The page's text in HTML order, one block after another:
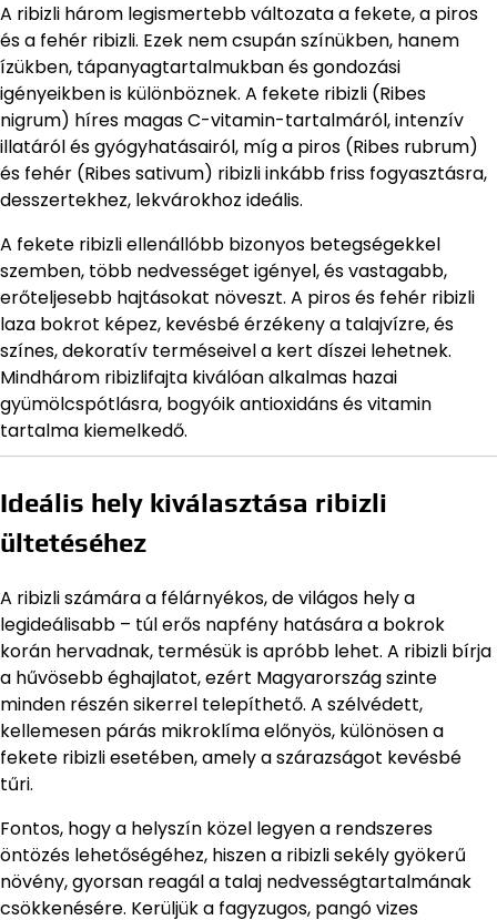
A ribizli három legismertebb változata a fekete, a piros
és a fehér ribizli. Ezek nem csupán színükben, hanem
ízükben, tápanyagtartalmukban és gondozási
igényeikben is különböznek. A fekete ribizli (Ribes
nigrum) híres magas C-vitamin-tartalmáról, intenzív
illatáról és gyógyhatásairól, míg a piros (Ribes rubrum)
és fehér (Ribes sativum) ribizli inkább friss fogyasztásra,
desszertekhez, lekvárokhoz ideális.
A fekete ribizli ellenállóbb bizonyos betegségekkel
szemben, több nedvességet igényel, és vastagabb,
erőteljesebb hajtásokat növeszt. A piros és fehér ribizli
laza bokrot képez, kevésbé érzékeny a talajvízre, és
színes, dekoratív terméseivel a kert díszei lehetnek.
Mindhárom ribizlifajta kiválóan alkalmas hazai
gyümölcspótlásra, bogyóik antioxidáns és vitamin
tartalma kiemelkedő.
Ideális hely kiválasztása ribizli
ültetéséhez
A ribizli számára a félárnyékos, de világos hely a
legideálisabb – túl erős napfény hatására a bokrok
korán hervadnak, termésük is apróbb lehet. A ribizli bírja
a hűvösebb éghajlatot, ezért Magyarország szinte
minden részén sikerrel telepíthető. A szélvédett,
kellemesen párás mikroklíma előnyös, különösen a
fekete ribizli esetében, amely a szárazságot kevésbé
tűri.
Fontos, hogy a helyszín közel legyen a rendszeres
öntözés lehetőségéhez, hiszen a ribizli sekély gyökerű
növény, gyorsan reagál a talaj nedvességtartalmának
csökkenésére. Kerüljük a fagyzugos, pangó vizes